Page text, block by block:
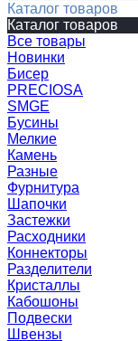
Каталог товаров
Каталог товаров
Все товары
Новинки
Бисер
PRECIOSA
SMGE
Бусины
Мелкие
Камень
Разные
Фурнитура
Шапочки
Застежки
Расходники
Коннекторы
Разделители
Кристаллы
Кабошоны
Подвески
Швензы